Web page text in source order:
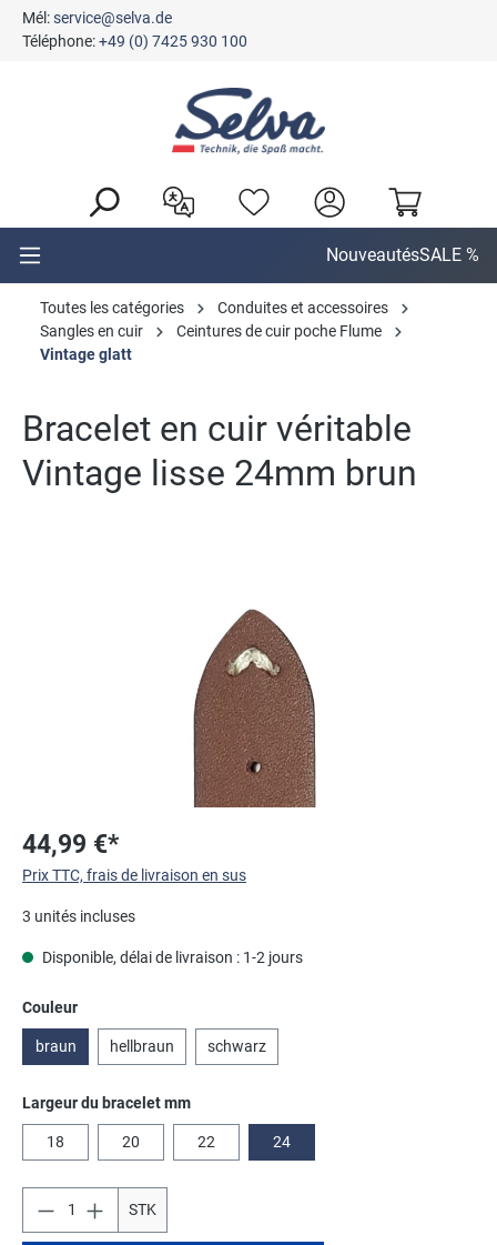
principal
Mél:service@selva.de
Téléphone:+49 (0) 7425 930 100
NouveautésSALE %
Toutes les catégories
Conduites et accessoires
Sangles en cuir
Ceintures de cuir poche Flume
Vintage glatt
Bracelet en cuir véritable
Vintage lisse 24mm brun
44,99 €*
Prix TTC, frais de livraison en sus
3 unités incluses
Disponible, délai de livraison : 1-2 jours
Sélectionnez
Couleur
braun hellbraun schwarz
Sélectionnez
Largeur du bracelet mm
18 20 22 24
STK